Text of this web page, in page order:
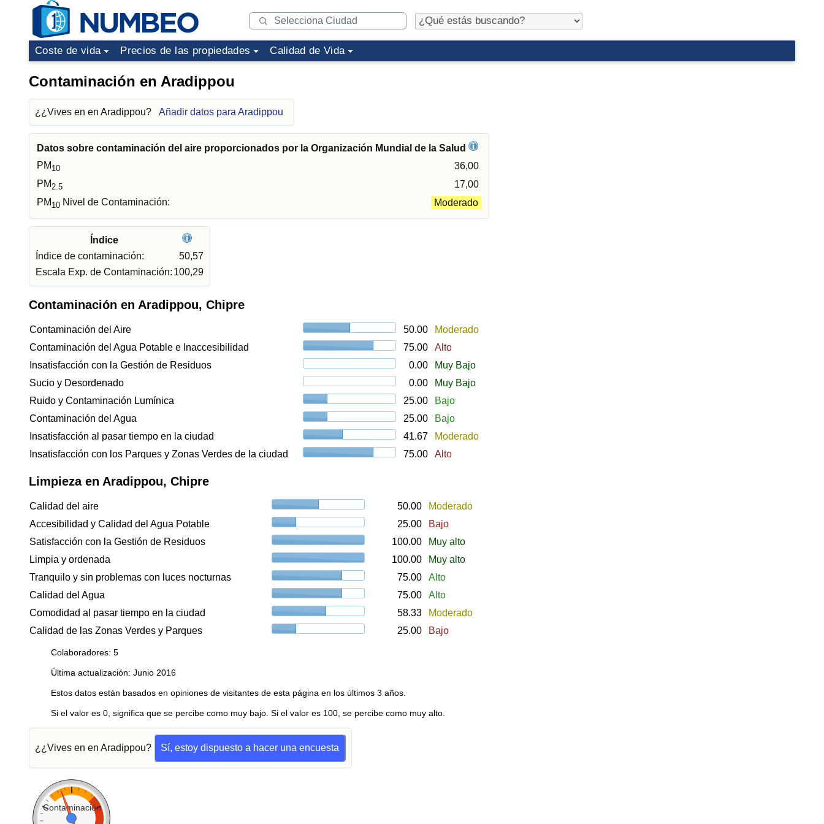
Coste de vida Precios de las propiedades Calidad de Vida
Contaminación en Aradippou
¿¿Vives en en Aradippou? Añadir datos para Aradippou
Datos sobre contaminación del aire proporcionados por la Organización Mundial de la Salud
PM 10
36,00
PM2.5
17,00
PM 10 Nivel de Contaminación: Moderado
Índice
Índice de contaminación:
50,57
Escala Exp. de Contaminación: 100,29
Contaminación en Aradippou, Chipre
Contaminación del Aire 50.00
Moderado
Contaminación del Agua Potable e Inaccesibilidad
75.00
Alto
Insatisfacción con la Gestión de Residuos
0.00
Muy Bajo
Sucio y Desordenado
0.00
Muy Bajo
Ruido y Contaminación Lumínica
25.00
Bajo
Contaminación del Agua
25.00
Bajo
Insatisfacción al pasar tiempo en la ciudad
41.67
Moderado
Insatisfacción con los Parques y Zonas Verdes de la ciudad
75.00 Alto
Limpieza en Aradippou, Chipre
Calidad del aire 50.00
Moderado
Accesibilidad y Calidad del Agua Potable
25.00
Bajo
Satisfacción con la Gestión de Residuos
100.00
Muy alto
Limpia y ordenada
100.00
Muy alto
Tranquilo y sin problemas con luces nocturnas
75.00
Alto
Calidad del Agua
75.00
Alto
Comodidad al pasar tiempo en la ciudad
58.33
Moderado
Calidad de las Zonas Verdes y Parques
25.00 Bajo
Colaboradores: 5
Última actualización: Junio 2016
Estos datos están basados en opiniones de visitantes de esta página en los últimos 3 años.
Si el valor es 0, significa que se percibe como muy bajo. Si el valor es 100, se percibe como muy alto.
¿¿Vives en en Aradippou? Sí, estoy dispuesto a hacer una encuesta
Contaminación